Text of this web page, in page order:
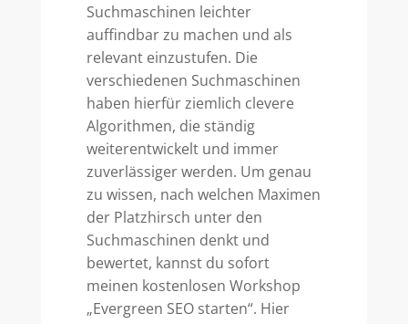
Suchmaschinen leichter
auffindbar zu machen und als
relevant einzustufen. Die
verschiedenen Suchmaschinen
haben hierfür ziemlich clevere
Algorithmen, die ständig
weiterentwickelt und immer
zuverlässiger werden. Um genau
zu wissen, nach welchen Maximen
der Platzhirsch unter den
Suchmaschinen denkt und
bewertet, kannst du sofort
meinen kostenlosen Workshop
„Evergreen SEO starten“. Hier